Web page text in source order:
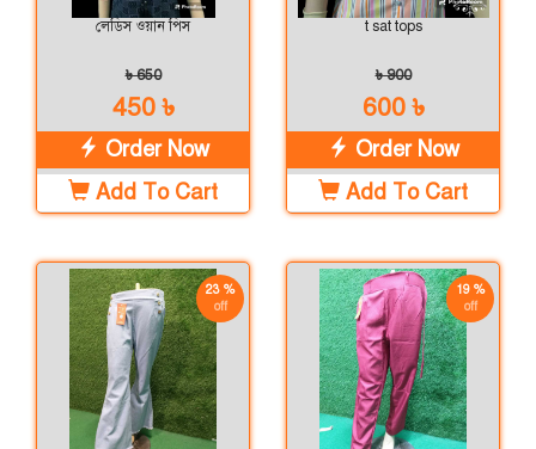
লেডিস ওয়ান পিস
৳ 650
450 ৳
Order Now
Add To Cart
t sat tops
৳ 900
600 ৳
Order Now
Add To Cart
23 %
off
19 %
off